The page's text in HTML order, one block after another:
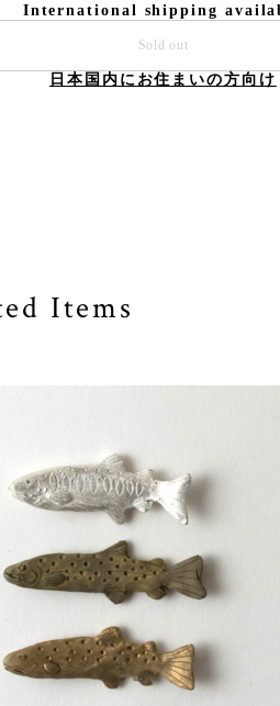
International shipping
Sold out
日本国内にお住まいの方向け
Items